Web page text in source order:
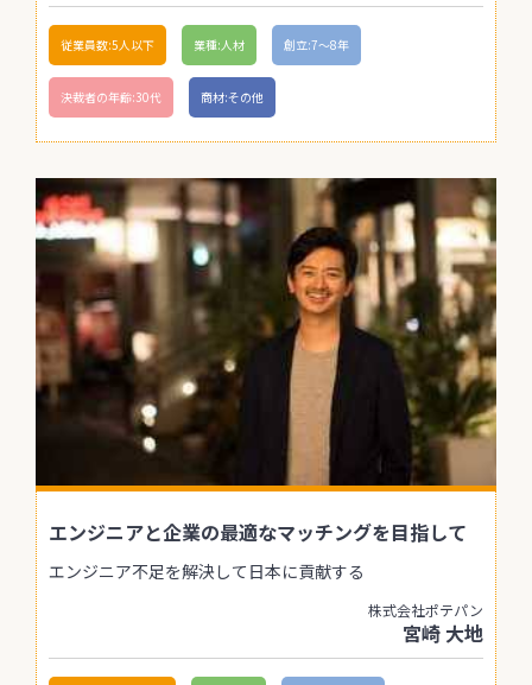
従業員数:5人以下 業種:人材 創立:7〜8年
決裁者の年齢:30代 商材:その他
エンジニアと企業の最適なマッチングを目指して
エンジニア不足を解決して日本に貢献する
株式会社ポテパン
宮崎 大地